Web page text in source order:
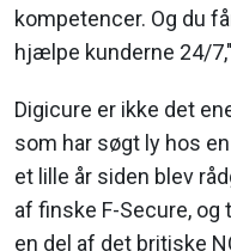
kompetencer. Og du
hjælpe kunderne 24/
Digicure er ikke det
som har søgt ly hos
et lille år siden blev
af finske F-Secure, og
en del af det britiske